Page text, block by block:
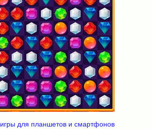
игры для планшетов и смартфонов